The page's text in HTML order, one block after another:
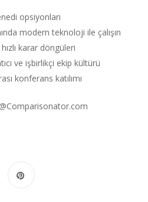
opsiyonları
modern teknoloji ile çalışın
karar döngüleri
ve işbirlikçi ekip kültürü
konferans katılımı